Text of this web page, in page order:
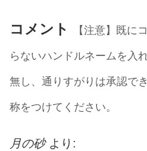
コメント
【注意】既に
らないハンドルネームを入
無し、通りすがりは承認で
称をつけてください。
月の砂 より: